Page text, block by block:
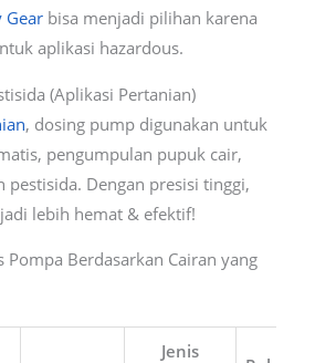
Gearbisa menjadi pilihan karena
aplikasi hazardous.
(Aplikasi Pertanian)
, dosing pump digunakan untuk
pengumpulan pupuk cair,
pestisida. Dengan presisi tinggi,
lebih hemat & efektif!
Pompa Berdasarkan Cairan yang
Jenis